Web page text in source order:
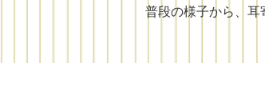
普段の様子から、耳